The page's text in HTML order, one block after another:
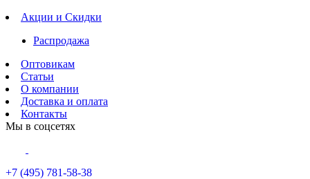
Акции и Скидки
Распродажа
Оптовикам
Статьи
О компании
Доставка и оплата
Контакты
Мы в соцсетях
+7 (495) 781-58-38